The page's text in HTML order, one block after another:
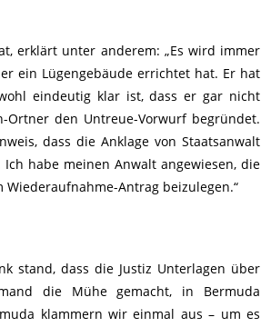
erklärt unter anderem: „Es wird immer
ein Lügengebäude errichtet hat. Er hat
eindeutig klar ist, dass er gar nicht
den Untreue-Vorwurf begründet.
dass die Anklage von Staatsanwalt
habe meinen Anwalt angewiesen, die
Wiederaufnahme-Antrag beizulegen.“
stand, dass die Justiz Unterlagen über
die Mühe gemacht, in Bermuda
klammern wir einmal aus – um es